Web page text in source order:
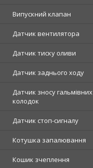
Випускний клапан
Датчик вентилятора
Датчик тиску оливи
Датчик заднього ходу
Датчик зносу гальмівних
колодок
Датчик стоп-сигналу
Котушка запалювання
Кошик зчеплення